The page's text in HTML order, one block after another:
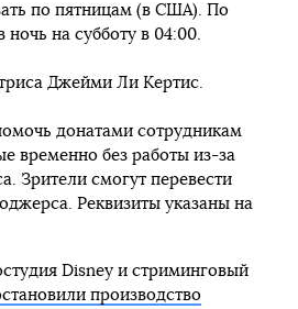
по пятницам (в США). По
на субботу в 04:00.
Джейми Ли Кертис.
донатами сотрудникам
временно без работы из-за
Зрители смогут перевести
Реквизиты указаны на
Disney и стриминговый
производство